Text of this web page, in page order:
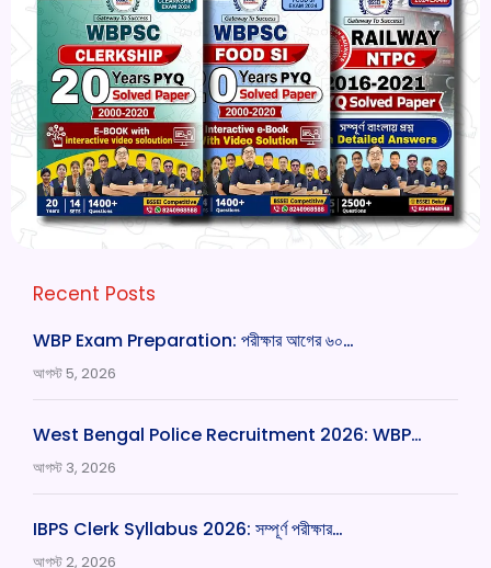
Recent Posts
WBP Exam Preparation: পরীক্ষার আগের ৬০…
আগস্ট 5, 2026
West Bengal Police Recruitment 2026: WBP…
আগস্ট 3, 2026
IBPS Clerk Syllabus 2026: সম্পূর্ণ পরীক্ষার…
আগস্ট 2, 2026